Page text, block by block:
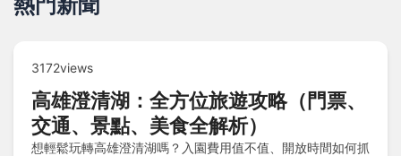
3172views
高雄澄清湖：全方位旅遊攻略（門票、
交通、景點、美食全解析）
想輕鬆玩轉高雄澄清湖嗎？入園費用值不值、開放時間如何抓